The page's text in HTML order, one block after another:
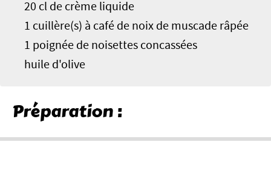
20 cl de crème liquide
1 cuillère(s) à café de noix de muscade râpée
1 poignée de noisettes concassées
huile d'olive
Préparation :